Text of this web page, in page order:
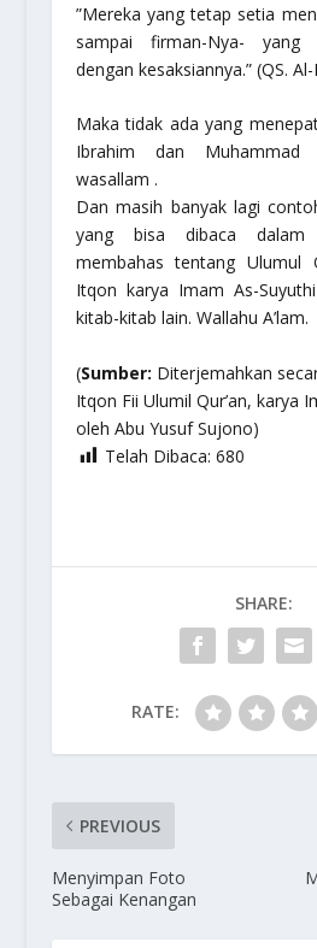
”Mereka yang tetap setia
sampai firman-Nya- yang
dengan kesaksiannya.”(QS. Al-
Maka tidak ada yang
Ibrahim dan Muhammad
wasallam .
Dan masih banyak lagi
yang bisa dibaca dalam
membahas tentang Ulumul
Itqon karya Imam As-
kitab-kitab lain. Wallahu A’lam.
(Sumber: Diterjemahkan
Itqon Fii Ulumil Qur’an, karya
oleh Abu Yusuf Sujono)
Telah Dibaca: 680
SHARE:
RATE:
PREVIOUS
Menyimpan Foto
Sebagai Kenangan